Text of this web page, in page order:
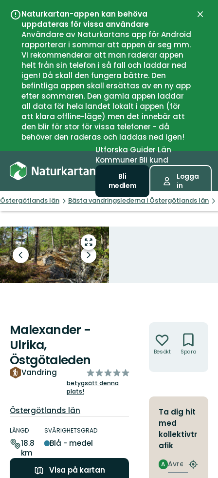
Naturkartan-appen kan behöva
uppdateras för vissa användare
Användare av Naturkartans app för Android
rapporterar i sommar att appen är seg mm.
Vi rekommenderar att man raderar appen
helt från sin telefon i så fall och laddar ned
igen! Då skall den fungera bättre. Den
befintliga appen skall ersättas av en ny app
efter sommaren. Den gamla appen laddar
all data för hela landet lokalt i appen (för
att klara offline-läge) men det innebär att
den blir för stor för vissa telefoner - då
behöver den raderas och laddas ned igen!
UtforskaGuiderLän
Kommuner Bli kund
Bli
medlem
Logga
in
Östergötlands län Bästa vandringslederna i Östergötlands län
Gå
till
helskärmsläge
Föregående
bild
Nästa
bildspel
Malexander -
Ulrika,
Östgötaleden
Vandring
av
5
betygsätt denna
plats!
Län:
Östergötlands län
om
leden
LÄNGD
18.8
km
SVÅRIGHETSGRAD
Blå - medel
Visa på kartan
Besökt Spara
Ta dig hit
med
kollektivtr
afik
Avresa
A
Hitta